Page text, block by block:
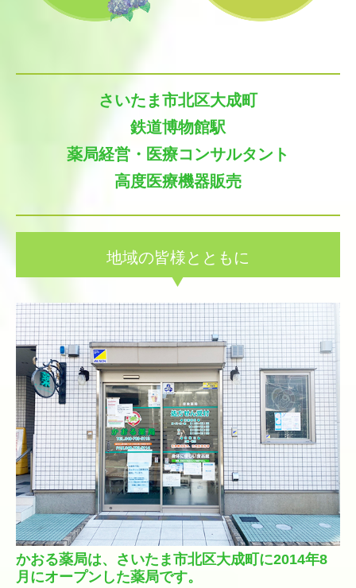
さいたま市北区大成町
鉄道博物館駅
薬局経営・医療コンサルタント
高度医療機器販売
地域の皆様とともに
かおる薬局は、さいたま市北区大成町に2014年8
月にオープンした薬局です。